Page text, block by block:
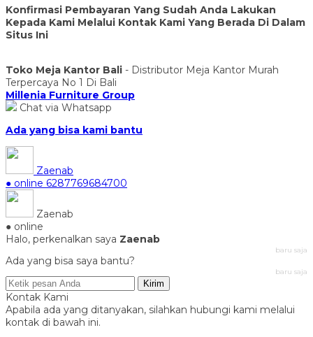
Konfirmasi Pembayaran Yang Sudah Anda Lakukan
Kepada Kami Melalui Kontak Kami Yang Berada Di Dalam
Situs Ini
Toko Meja Kantor Bali - Distributor Meja Kantor Murah
Terpercaya No 1 Di Bali
Millenia Furniture Group
Chat via Whatsapp
Ada yang bisa kami bantu
Zaenab
● online 6287769684700
Zaenab
● online
Halo, perkenalkan saya Zaenab
baru saja
Ada yang bisa saya bantu?
baru saja
Kirim
Kontak Kami
Apabila ada yang ditanyakan, silahkan hubungi kami melalui
kontak di bawah ini.